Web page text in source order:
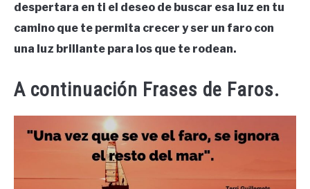
despertara en ti el deseo de buscar esa luz en tu
camino que te permita crecer y ser un faro con
una luz brillante para los que te rodean.
A continuación Frases de Faros.